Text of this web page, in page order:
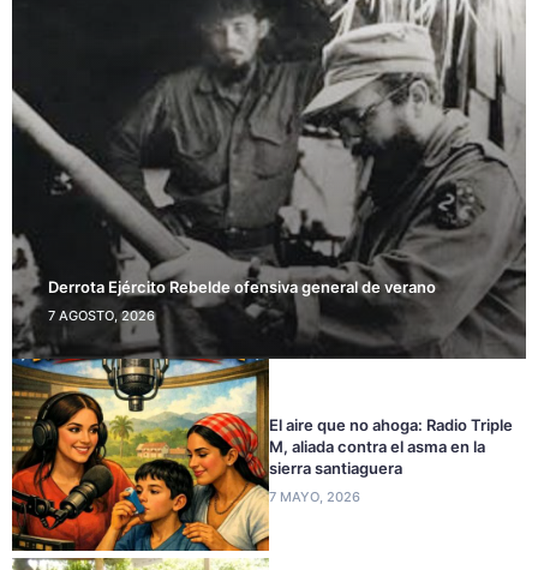
Derrota Ejército Rebelde ofensiva general de verano
7 AGOSTO, 2026
El aire que no ahoga: Radio Triple
M, aliada contra el asma en la
sierra santiaguera
7 MAYO, 2026